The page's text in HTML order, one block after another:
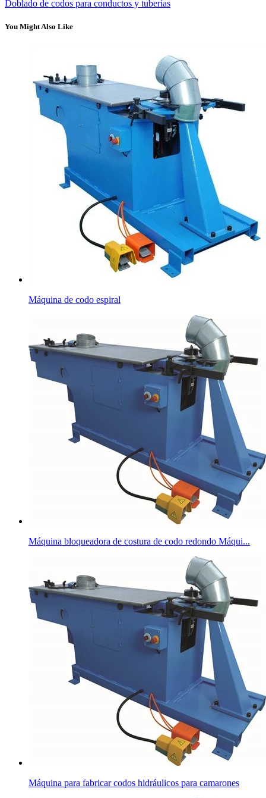
Doblado de codos para conductos y tuberías
You Might Also Like
Máquina de codo espiral
Máquina bloqueadora de costura de codo redondo Máqui...
Máquina para fabricar codos hidráulicos para camarones